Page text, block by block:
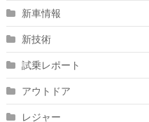
新車情報
新技術
試乗レポート
アウトドア
レジャー